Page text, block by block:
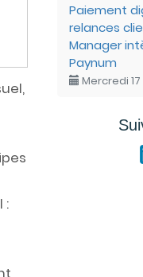
:
Paiement
relances
Manager
Paynum
Mercredi